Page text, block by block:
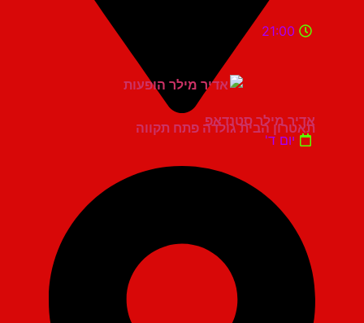
תאטרון הבית גולדה פתח תקווה
21:00
אדיר מילר סטנדאפ
יום ד'